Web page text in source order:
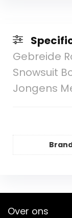
Gebreide
Snowsuit
Jongens
Over ons